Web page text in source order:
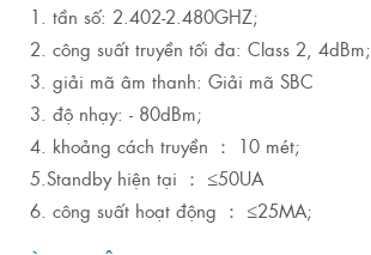
1. tần số: 2.402-2.480GHZ;
2. công suất truyền tối đa: Class 2, 4dBm;
3. giải mã âm thanh: Giải mã SBC
3. độ nhạy: - 80dBm;
4. khoảng cách truyền ： 10 mét;
5.Standby hiện tại ： ≤50UA
6. công suất hoạt động ： ≤25MA;